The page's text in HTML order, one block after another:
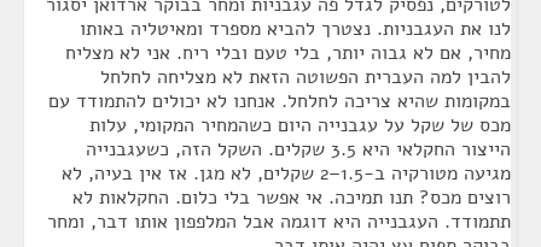
לנו את העגבניות. נצטרך להביא מספרד ומאיטליה באותו
מחיר, אם לא גבוה יותר, בלי טעם ובלי ריח. אני לא מצליח
להבין למה העברית הפשוטה הזאת לא מצליחה לחלחל
במקומות שהיא צריכה לחלחל. אנחנו לא יכולים להתמודד עם
מכס של שקל על עגבנייה היום כשהמחיר המקומי, עלות
הייצור החקלאי היא 3.5 שקלים. השקל הזה, כשעגבנייה
מגיעה מטורקיה ב-1.5–2 שקלים, לא מגן. אז אין בעיה, לא
רוצים מכס? תנו תמיכה. אי אפשר בלי כלום. החקלאות לא
תתמודד. העגבנייה היא דוגמה אבל המלפפון אותו דבר, ומחר